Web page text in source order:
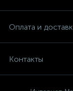
Оплата и
Контакты